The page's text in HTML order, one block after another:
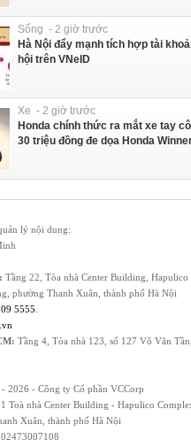
Sống - 2 giờ trước
Hà Nội đẩy mạnh tích hợp tài
hội trên VNeID
Xe - 2 giờ trước
Honda chính thức ra mắt xe tay
30 triệu đồng đe dọa Honda
lý nội dung:
Tầng 22, Tòa nhà Center Building,
phường Thanh Xuân, thành phố Hà Nội
5555
Tầng 4, Tòa nhà 123, số 127 Võ Văn
2026 - Công ty Cổ phần VCCorp
Toà nhà Center Building - Hapulico
Xuân, thành phố Hà Nội
02473007108